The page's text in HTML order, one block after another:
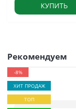
КУПИТЬ
Рекомендуем
-8%
ХИТ ПРОДАЖ
ТОП